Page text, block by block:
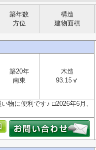
築年数
方位
構造
建物面積
築20年
南東
木造
93.15㎡
物に便利です♪ □2026年6月、